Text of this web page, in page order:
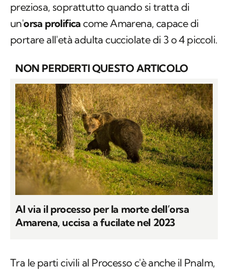
preziosa, soprattutto quando si tratta di
un'orsa prolifica come Amarena, capace di
portare all'età adulta cucciolate di 3 o 4 piccoli.
NON PERDERTI QUESTO ARTICOLO
Al via il processo per la morte dell’orsa
Amarena, uccisa a fucilate nel 2023
Tra le parti civili al Processo c'è anche il Pnalm,